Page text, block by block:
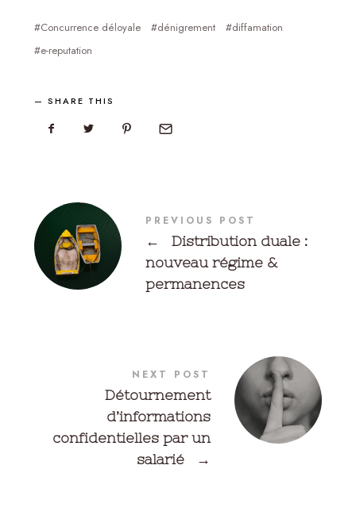
Concurrence déloyale dénigrement
diffamation
e-reputation
SHARE THIS
PREVIOUS POST
←
Distribution duale :
nouveau régime &
permanences
NEXT POST
Détournement
d’informations
confidentielles par un
salarié
→